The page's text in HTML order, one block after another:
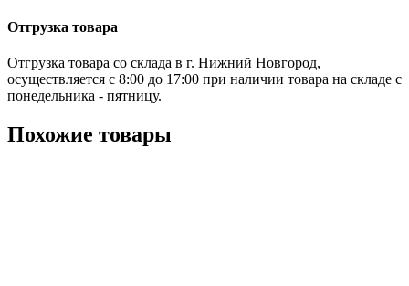
Отгрузка товара
Отгрузка товара со склада в г. Нижний Новгород,
осуществляется с 8:00 до 17:00 при наличии товара на складе с
понедельника - пятницу.
Похожие товары